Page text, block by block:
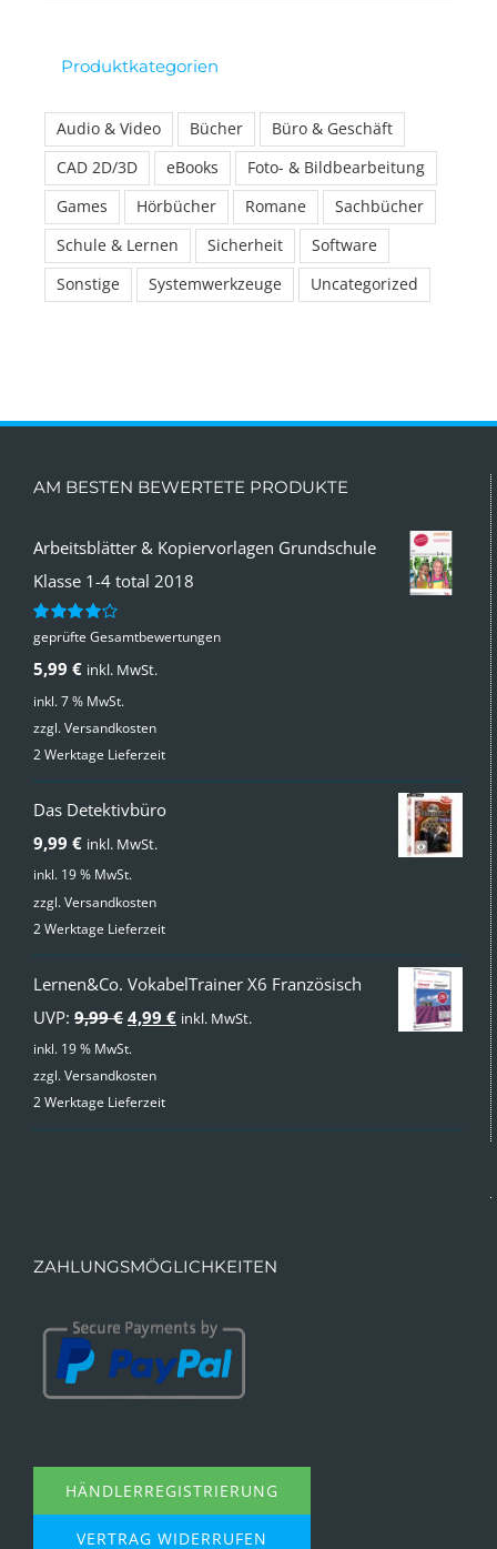
Produktkategorien
Audio & Video Bücher
Büro & Geschäft
CAD 2D/3D
eBooks
Foto- & Bildbearbeitung
Games
Hörbücher Romane
Sachbücher
Schule & Lernen
Sicherheit
Software
Sonstige
Systemwerkzeuge Uncategorized
AM BESTEN BEWERTETE PRODUKTE
Arbeitsblätter & Kopiervorlagen Grundschule
Klasse 1-4 total 2018
Bewertet
von 5
geprüfte Gesamtbewertungen
5,99 € inkl. MwSt.
inkl. 7 % MwSt.
zzgl.Versandkosten
2 Werktage Lieferzeit
Das Detektivbüro
9,99 € inkl. MwSt.
inkl. 19 % MwSt.
zzgl.Versandkosten
2 Werktage Lieferzeit
Lernen&Co. VokabelTrainer X6 Französisch
UVP: 9,99€ Ursprünglicher
Preis
war:
4,99 €Aktueller
inkl. MwSt.
inkl. 19 % MwSt.
zzgl.Versandkosten
2 Werktage Lieferzeit
ZAHLUNGSMÖGLICHKEITEN
HÄNDLERREGISTRIERUNG
VERTRAG WIDERRUFEN